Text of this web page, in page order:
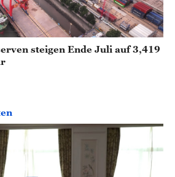
steigen Ende Juli auf 3,419